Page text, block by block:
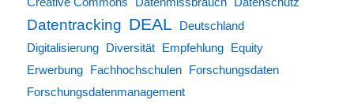
Datentracking DEAL
Deutschland
Digitalisierung
Diversität Empfehlung
Equity
Erwerbung
Fachhochschulen
Forschungsdaten
Forschungsdatenmanagement